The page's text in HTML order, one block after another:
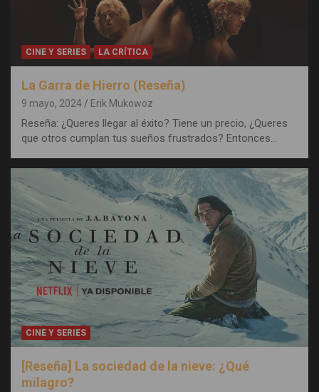
CINE Y SERIES LA CRÍTICA
La Garra de Hierro (Reseña)
9 mayo, 2024 Erik Mukowoz
Reseña: ¿Queres llegar al éxito? Tiene un precio, ¿Queres
que otros cumplan tus sueños frustrados? Entonces…
CINE Y SERIES
[Reseña] La sociedad de la nieve: ¿Qué
milagro?